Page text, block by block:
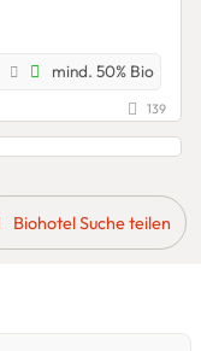
mind. 50% Bio
139
Biohotel Suche teilen